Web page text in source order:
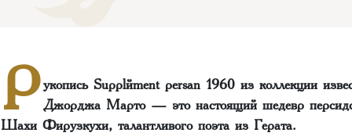
Рукопись Supplément persan 1960 из коллекции
Джорджа Марто — это настоящий шедевр
Шахи Фирузкухи, талантливого поэта из Герата.